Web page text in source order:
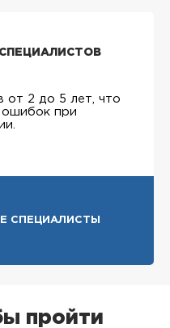
от 2 до 5 лет, что
ошибок при
СПЕЦИАЛИСТЫ
пройти